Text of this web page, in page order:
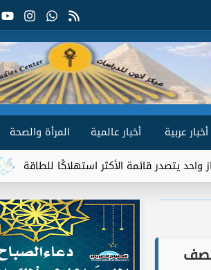
أخبار عربية أخبار عالمية
المرأة والصحة
الزمالك يستبعد 4 لاعبين شباب من حساباته في الموسم الجديد
الأكثر استهلاكًا للطاقة